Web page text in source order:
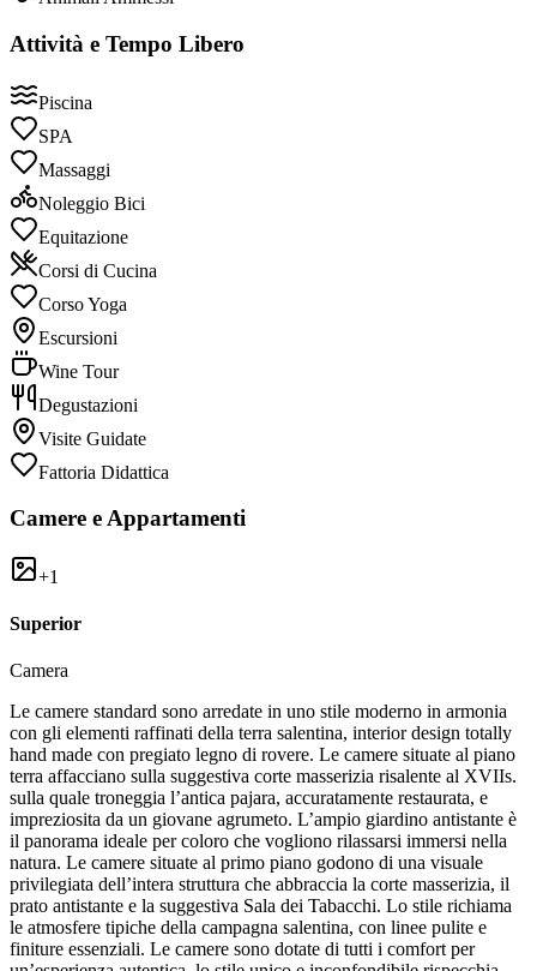
Attività e Tempo Libero
Piscina
SPA
Massaggi
Noleggio Bici
Equitazione
Corsi di Cucina
Corso Yoga
Escursioni
Wine Tour
Degustazioni
Visite Guidate
Fattoria Didattica
Camere e Appartamenti
+1
Superior
Camera
Le camere standard sono arredate in uno stile moderno in armonia
con gli elementi raffinati della terra salentina, interior design totally
hand made con pregiato legno di rovere. Le camere situate al piano
terra affacciano sulla suggestiva corte masserizia risalente al XVIIs.
sulla quale troneggia l’antica pajara, accuratamente restaurata, e
impreziosita da un giovane agrumeto. L’ampio giardino antistante è
il panorama ideale per coloro che vogliono rilassarsi immersi nella
natura. Le camere situate al primo piano godono di una visuale
privilegiata dell’intera struttura che abbraccia la corte masserizia, il
prato antistante e la suggestiva Sala dei Tabacchi. Lo stile richiama
le atmosfere tipiche della campagna salentina, con linee pulite e
finiture essenziali. Le camere sono dotate di tutti i comfort per